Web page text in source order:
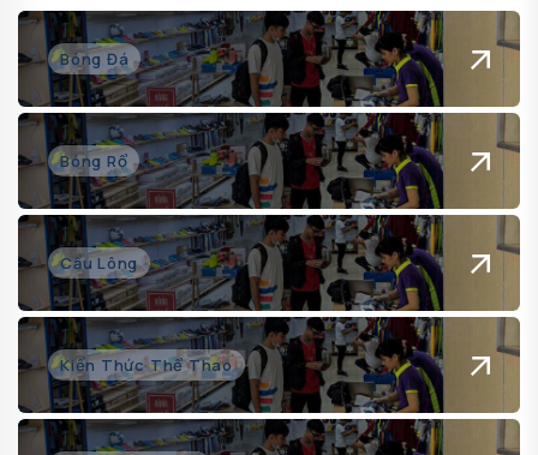
Bóng Đá
Bóng Rổ
Cầu Lông
Kiến Thức Thể Thao